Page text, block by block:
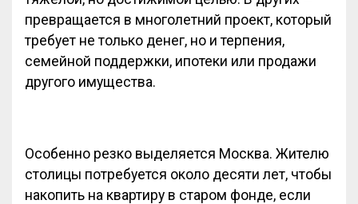
превращается в многолетний проект, который
требует не только денег, но и терпения,
семейной поддержки, ипотеки или продажи
другого имущества.
Особенно резко выделяется Москва. Жителю
столицы потребуется около десяти лет, чтобы
накопить на квартиру в старом фонде, если